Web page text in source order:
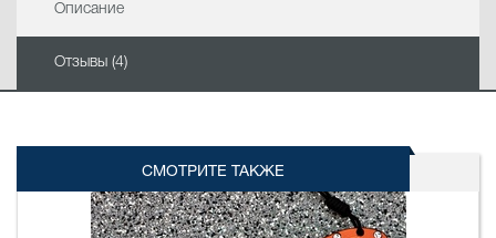
Описание
Отзывы (4)
СМОТРИТЕ ТАКЖЕ